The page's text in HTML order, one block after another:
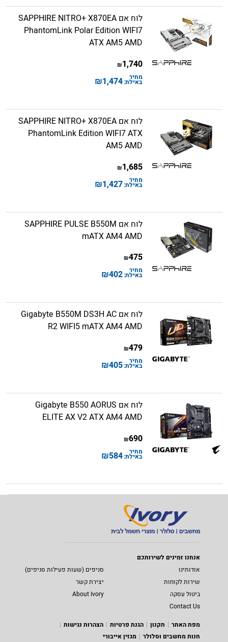
לוח אם SAPPHIRE NITRO+ X870EA
PhantomLink Polar Edition WIFI7
ATX AM5 AMD
1,740
₪
מחיר
באילת:1,474
₪
לוח אם SAPPHIRE NITRO+ X870EA
PhantomLink Edition WIFI7 ATX
AM5 AMD
1,685
₪
מחיר
באילת:1,427
₪
לוח אם SAPPHIRE PULSE B550M
mATX AM4 AMD
475
₪
מחיר
באילת:402
₪
לוח אם Gigabyte B550M DS3H AC
R2 WIFI5 mATX AM4 AMD
479
₪
מחיר
באילת:405
₪
לוח אם Gigabyte B550 AORUS
ELITE AX V2 ATX AM4 AMD
690
₪
מחיר
באילת:584
₪
אנחנו זמינים לשירותכם
אודותינו
סניפים (שעות פעילות סניפים)
שירות לקוחות
יצירת קשר
ביטול עסקה
About Ivory
Contact Us
מפת האתר
תקנון הגנת פרטיות
הצהרות נגישות
חנות מחשבים וסלולר
מגזין אייבורי